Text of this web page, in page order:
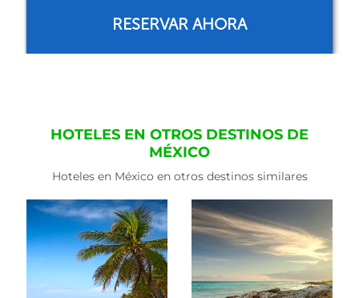
RESERVAR AHORA
HOTELES EN OTROS DESTINOS DE
MÉXICO
Hoteles en México en otros destinos similares